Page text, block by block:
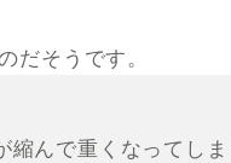
そうです。
んで重くなってしま